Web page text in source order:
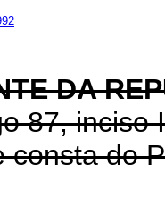
DA
87, inciso
consta do